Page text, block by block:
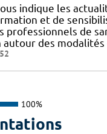
indique les
et de
professionnels de
autour des modalités
100%